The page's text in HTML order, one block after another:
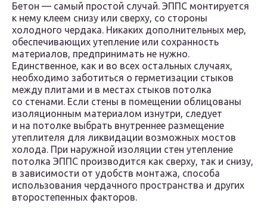
Бетон — самый простой случай. ЭППС монтируется
к нему клеем снизу или сверху, со стороны
холодного чердака. Никаких дополнительных мер,
обеспечивающих утепление или сохранность
материалов, предпринимать не нужно.
Единственное, как и во всех остальных случаях,
необходимо заботиться о герметизации стыков
между плитами и в местах стыков потолка
со стенами. Если стены в помещении облицованы
изоляционным материалом изнутри, следует
и на потолке выбрать внутреннее размещение
утеплителя для ликвидации возможных мостов
холода. При наружной изоляции стен утепление
потолка ЭППС производится как сверху, так и снизу,
в зависимости от удобств монтажа, способа
использования чердачного пространства и других
второстепенных факторов.